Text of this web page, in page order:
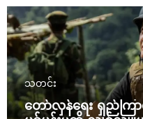
သတင်း
တော်လှန်ရေး ရှည်က